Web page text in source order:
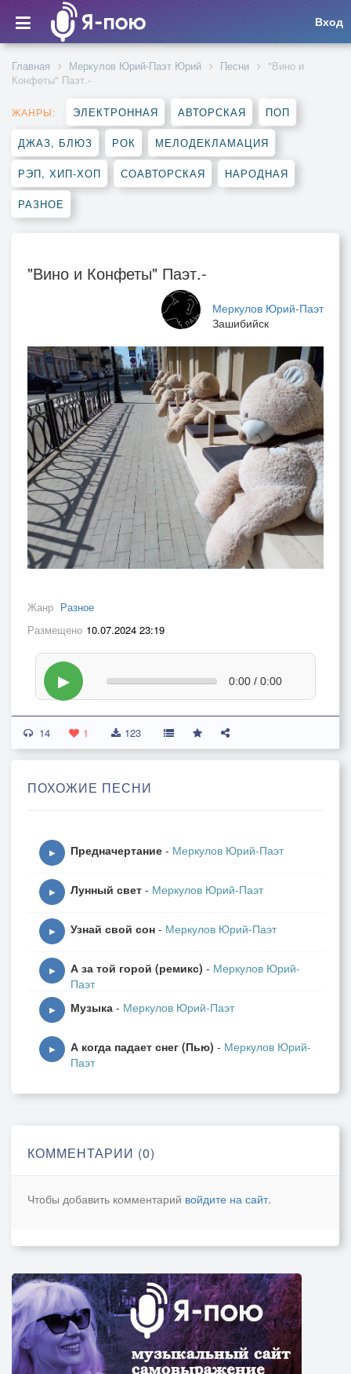
Вход
Главная Меркулов Юрий-Паэт Юрий Песни
"Вино и
Конфеты" Паэт.-
ЖАНРЫ: ЭЛЕКТРОННАЯ АВТОРСКАЯ ПОП
ДЖАЗ, БЛЮЗ РОК МЕЛОДЕКЛАМАЦИЯ
РЭП, ХИП-ХОП СОАВТОРСКАЯ НАРОДНАЯ
РАЗНОЕ
"Вино и Конфеты" Паэт.-
Меркулов Юрий-Паэт
Зашибийск
Жанр Разное
Размещено 10.07.2024 23:19
▶ 0:00 / 0:00
14 1 123
ПОХОЖИЕ ПЕСНИ
▶ Предначертание - Меркулов Юрий-Паэт
▶ Лунный свет - Меркулов Юрий-Паэт
▶ Узнай свой сон - Меркулов Юрий-Паэт
▶ А за той горой (ремикс) - Меркулов Юрий-
Паэт
▶ Музыка - Меркулов Юрий-Паэт
▶ А когда падает снег (Пью) - Меркулов Юрий-
Паэт
КОММЕНТАРИИ (0)
Чтобы добавить комментарий войдите на сайт.